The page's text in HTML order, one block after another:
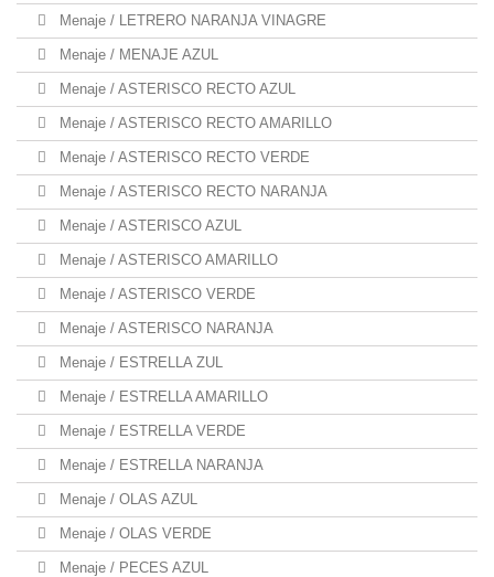
Menaje / LETRERO NARANJA VINAGRE
Menaje / MENAJE AZUL
Menaje / ASTERISCO RECTO AZUL
Menaje / ASTERISCO RECTO AMARILLO
Menaje / ASTERISCO RECTO VERDE
Menaje / ASTERISCO RECTO NARANJA
Menaje / ASTERISCO AZUL
Menaje / ASTERISCO AMARILLO
Menaje / ASTERISCO VERDE
Menaje / ASTERISCO NARANJA
Menaje / ESTRELLA ZUL
Menaje / ESTRELLA AMARILLO
Menaje / ESTRELLA VERDE
Menaje / ESTRELLA NARANJA
Menaje / OLAS AZUL
Menaje / OLAS VERDE
Menaje / PECES AZUL